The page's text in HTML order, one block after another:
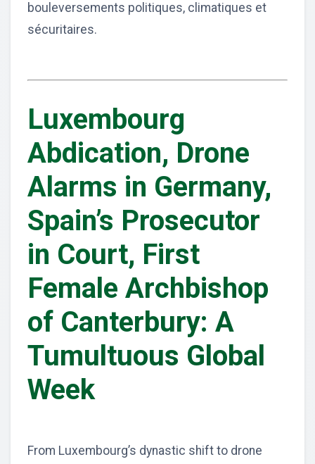
bouleversements politiques, climatiques et
sécuritaires.
Luxembourg
Abdication, Drone
Alarms in Germany,
Spain’s Prosecutor
in Court, First
Female Archbishop
of Canterbury: A
Tumultuous Global
Week
From Luxembourg’s dynastic shift to drone